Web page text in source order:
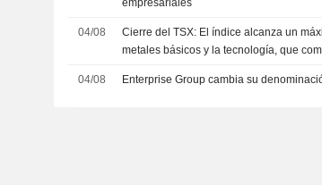
04/08
Cierre del TSX: El índice alcanza un
metales básicos y la tecnología, que
04/08 Enterprise Group cambia su